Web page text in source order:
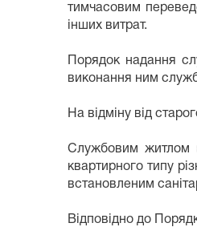
тимчасовим
інших витрат.
Порядок надання
виконання ним
На відміну від
Службовим житлом
квартирного типу
встановленим
Відповідно до